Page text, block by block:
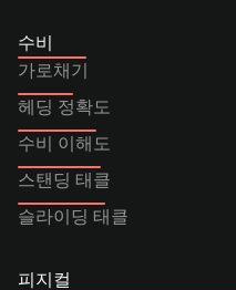
수비
가로채기
헤딩 정확도
수비 이해도
스탠딩 태클
슬라이딩 태클
피지컬